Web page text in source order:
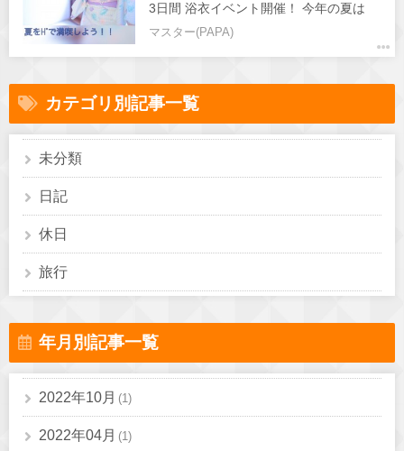
3日間 浴衣イベント開催！ 今年の夏は
H"に集合❗️❗️ また絶賛YouTube更新してい
きますので宜しくお願いします！✨
マスター(PAPA)
カテゴリ別記事一覧
未分類
日記
休日
旅行
年月別記事一覧
2022年10月 (1)
2022年04月 (1)